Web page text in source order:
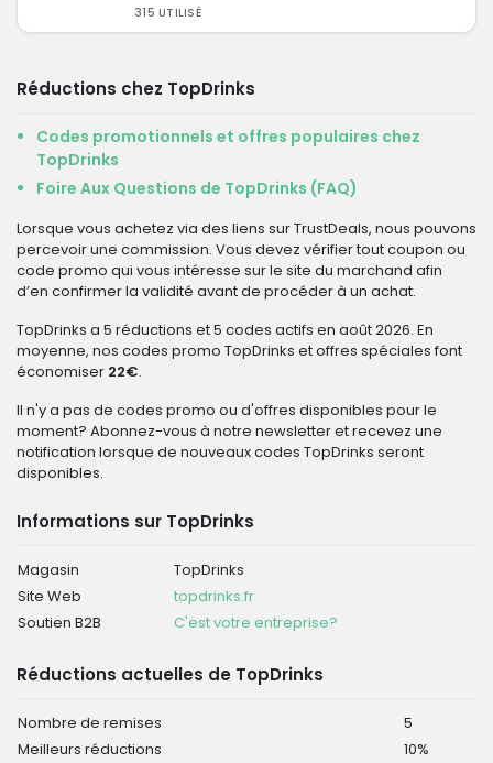
315 UTILISÉ
Réductions chez TopDrinks
Codes promotionnels et offres populaires chez
TopDrinks
Foire Aux Questions de TopDrinks (FAQ)
Lorsque vous achetez via des liens sur TrustDeals, nous pouvons
percevoir une commission. Vous devez vérifier tout coupon ou
code promo qui vous intéresse sur le site du marchand afin
d’en confirmer la validité avant de procéder à un achat.
TopDrinks a 5 réductions et 5 codes actifs en août 2026. En
moyenne, nos codes promo TopDrinks et offres spéciales font
économiser 22€.
Il n'y a pas de codes promo ou d'offres disponibles pour le
moment? Abonnez-vous à notre newsletter et recevez une
notification lorsque de nouveaux codes TopDrinks seront
disponibles.
Informations sur TopDrinks
Magasin
TopDrinks
Site Web
topdrinks.fr
Soutien B2B
C'est votre entreprise?
Réductions actuelles de TopDrinks
Nombre de remises
5
Meilleurs réductions
10%